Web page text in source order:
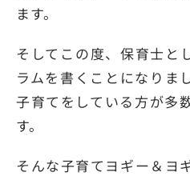
ます。
そしてこの度、保育士と
ラムを書くことになりま
子育てをしている方が多
す。
そんな子育てヨギー＆ヨ